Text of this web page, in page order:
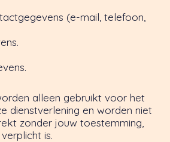
(e-mail, telefoon,
alleen gebruikt voor het
dienstverlening en worden niet
zonder jouw toestemming,
is.